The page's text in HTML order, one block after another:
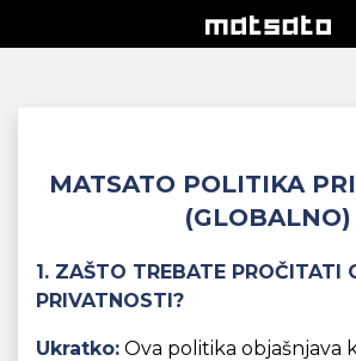
MATSATO POLITIKA
(GLOBALNO)
1. ZAŠTO TREBATE PROČITATI
PRIVATNOSTI?
Ukratko: Ova politika objašnjava